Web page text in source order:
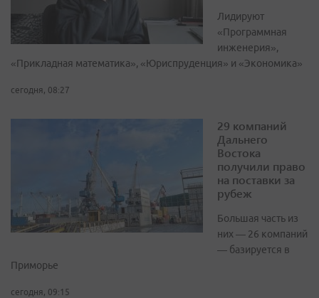
Лидируют
«Программная
инженерия»,
«Прикладная математика», «Юриспруденция» и «Экономика»
сегодня, 08:27
29 компаний
Дальнего
Востока
получили право
на поставки за
рубеж
Большая часть из
них — 26 компаний
— базируется в
Приморье
сегодня, 09:15